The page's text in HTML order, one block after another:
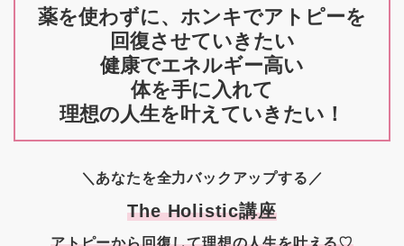
薬を使わずに、ホンキでアトピーを
回復させていきたい
健康でエネルギー高い
体を手に入れて
理想の人生を叶えていきたい！
＼あなたを全力バックアップする／
The Holistic講座
アトピーから回復して理想の人生を叶える♡